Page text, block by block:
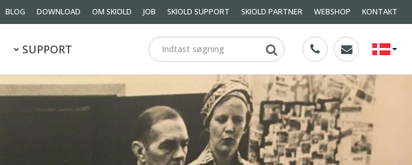
BLOG DOWNLOAD OM SKIOLD JOB SKIOLD SUPPORT SKIOLD PARTNER WEBSHOP KONTAKT
SUPPORT